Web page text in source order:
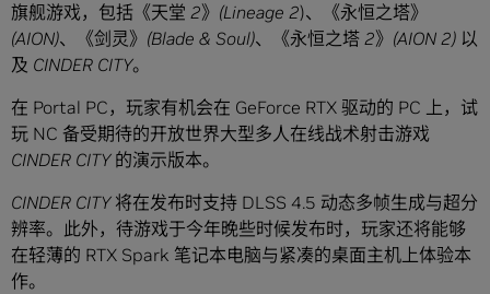
旗舰游戏，包括《天堂 2》 (Lineage 2)、
《永恒之塔》
(AION)、 《剑灵》(Blade & Soul)、《永恒之塔 2》(AION 2) 以
及 CINDER CITY。
在 Portal PC，玩家有机会在 GeForce RTX 驱动的 PC 上，试
玩 NC 备受期待的开放世界大型多人在线战术射击游戏
CINDER CITY的演示版本。
CINDER CITY将在发布时支持 DLSS 4.5 动态多帧生成与超分
辨率。此外，待游戏于今年晚些时候发布时，玩家还将能够
在轻薄的 RTX Spark 笔记本电脑与紧凑的桌面主机上体验本
作。